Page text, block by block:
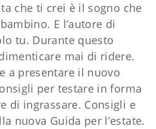
che ti crei è il sogno che
E l’autore di
tu. Durante questo
mai di ridere.
a presentare il nuovo
per testare in forma
di ingrassare. Consigli e
nuova Guida per l’estate.